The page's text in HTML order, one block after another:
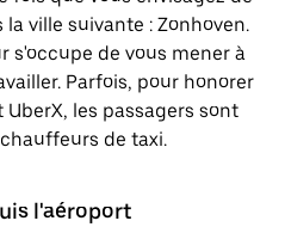
ville suivante : Zonhoven.
s'occupe de vous mener à
Parfois, pour honorer
les passagers sont
de taxi.
l'aéroport